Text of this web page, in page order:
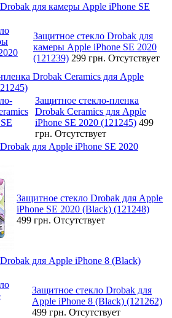
для камеры Apple iPhone SE
Защитное стекло Drobak для
камеры Apple iPhone SE 2020
(121239) 299 грн. Отсутствует
Drobak Ceramics для Apple
Защитное стекло-пленка
Drobak Ceramics для Apple
iPhone SE 2020 (121245) 499
грн. Отсутствует
для Apple iPhone SE 2020
Защитное стекло Drobak для Apple
iPhone SE 2020 (Black) (121248)
499 грн. Отсутствует
для Apple iPhone 8 (Black)
Защитное стекло Drobak для
Apple iPhone 8 (Black) (121262)
499 грн. Отсутствует